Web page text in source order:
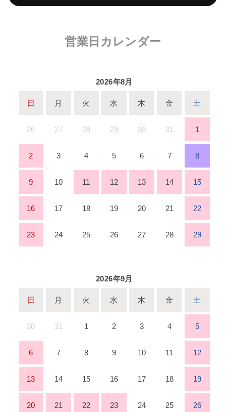
営業日カレンダー
2026年8月
日 月 火 水 木 金 土
26 27 28 29 30 31 1
2 3 4 5 6 7 8
9 10 11 12 13 14 15
16 17 18 19 20 21 22
23 24 25 26 27 28 29
2026年9月
日 月 火 水 木 金 土
30 31 1 2 3 4 5
6 7 8 9 10 11 12
13 14 15 16 17 18 19
20 21 22 23 24 25 26